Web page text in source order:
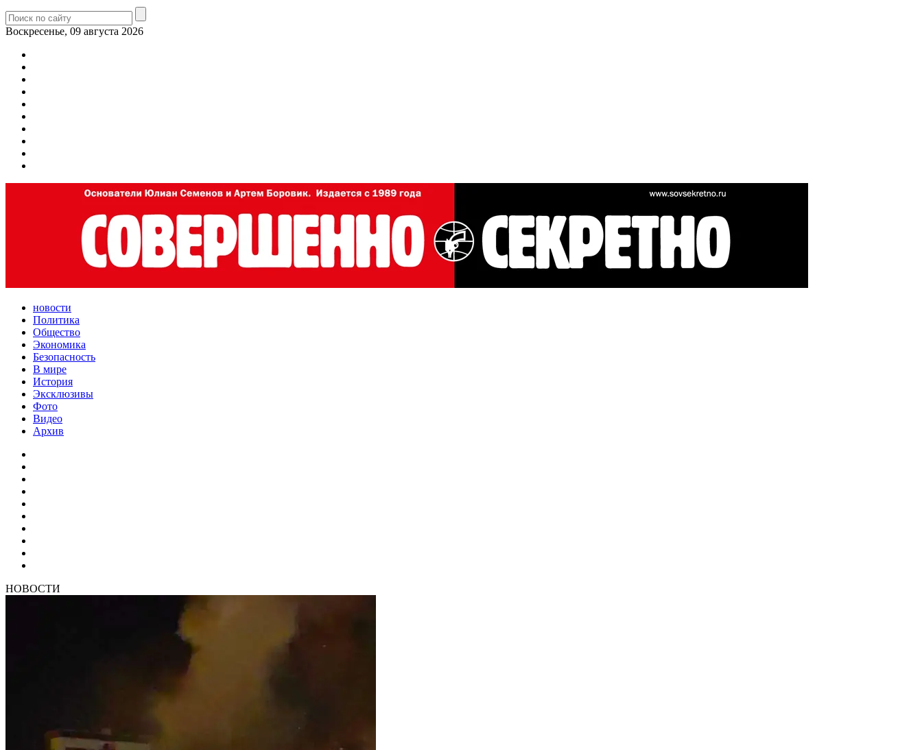
Воскресенье, 09 августа 2026
новости
Политика
Общество
Экономика
Безопасность
В мире
История
Эксклюзивы
Фото
Видео
Архив
НОВОСТИ